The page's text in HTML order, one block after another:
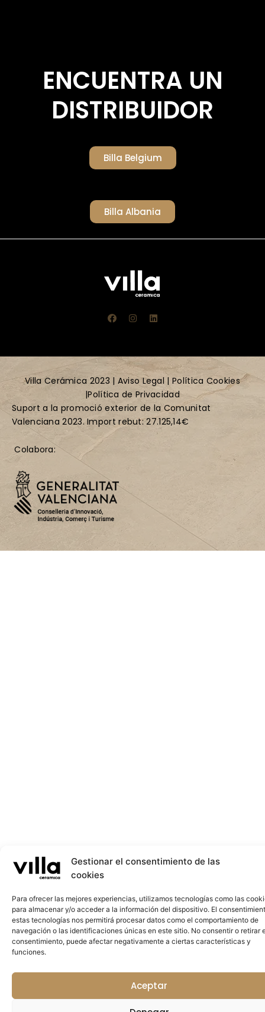
Gestionar el consentimiento de las
cookies
Para ofrecer las mejores experiencias, utilizamos tecnologías como las
para almacenar y/o acceder a la información del dispositivo. El
estas tecnologías nos permitirá procesar datos como el comportamiento de
navegación o las identificaciones únicas en este sitio. No consentir o retirar
consentimiento, puede afectar negativamente a ciertas características y
funciones.
Aceptar
ENCUENTRA UN
DISTRIBUIDOR
Billa Belgium
Billa Albania
Villa Cerámica 2023 | Aviso Legal | Política Cookies
|Política de Privacidad
Suport a la promoció exterior de la Comunitat
Valenciana 2023. Import rebut: 27.125,14€
Colabora: